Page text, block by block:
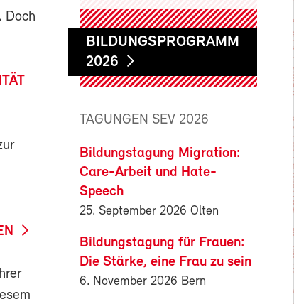
Doch
BILDUNGSPROGRAMM
2026
TAGUNGEN SEV 2026
Bildungstagung Migration:
Care-Arbeit und Hate-
Speech
25. September 2026 Olten
Bildungstagung für Frauen:
Die Stärke, eine Frau zu sein
6. November 2026 Bern